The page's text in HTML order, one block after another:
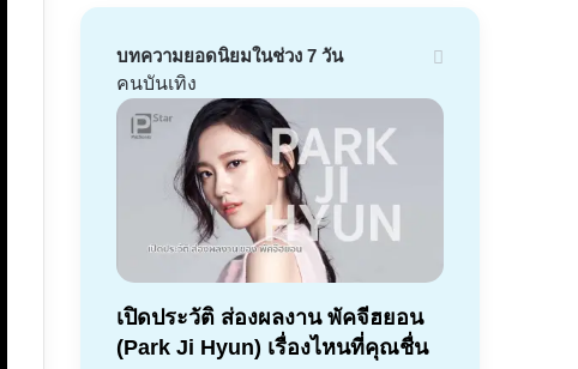
บทความยอดนิยมในช่วง 7 วัน
คนบันเทิง
เปิดประวัติ ส่องผลงาน พัคจีฮยอน
(Park Ji Hyun) เรื่องไหนที่คุณชื่น